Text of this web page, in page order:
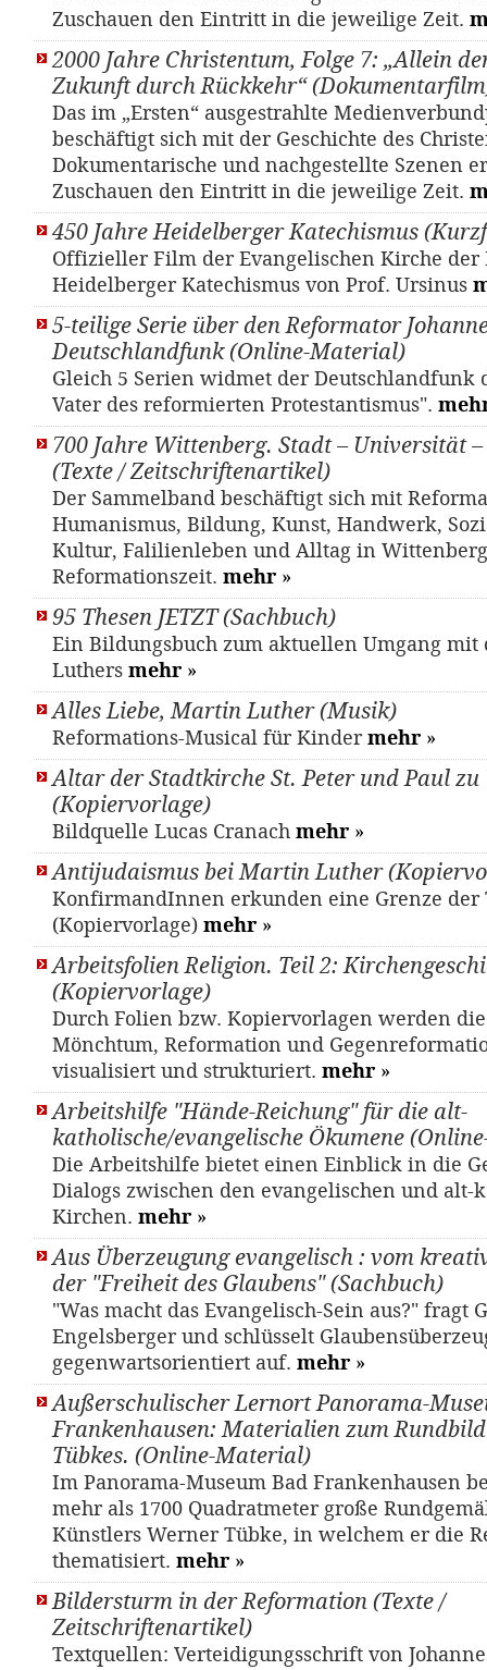
Zuschauen den Eintritt in die jeweilige Zeit.
2000 Jahre Christentum, Folge 7: „Allein
Zukunft durch Rückkehr“
Das im „Ersten“ ausgestrahlte
beschäftigt sich mit der Geschichte des
Dokumentarische und nachgestellte Szenen
Zuschauen den Eintritt in die jeweilige Zeit.
450 Jahre Heidelberger Katechismus
Offizieller Film der Evangelischen Kirche der
Heidelberger Katechismus von Prof. Ursinus
5-teilige Serie über den Reformator
Deutschlandfunk (Online-Material)
Gleich 5 Serien widmet der Deutschlandfunk
Vater des reformierten Protestantismus".
700 Jahre Wittenberg. Stadt – Universität
(Texte / Zeitschriftenartikel)
Der Sammelband beschäftigt sich mit
Humanismus, Bildung, Kunst, Handwerk,
Kultur, Falilienleben und Alltag in
Reformationszeit. mehr »
95 Thesen JETZT (Sachbuch)
Ein Bildungsbuch zum aktuellen Umgang mit
Luthers mehr »
Alles Liebe, Martin Luther (Musik)
Reformations-Musical für Kindermehr »
Altar der Stadtkirche St. Peter und Paul
(Kopiervorlage)
Bildquelle Lucas Cranach mehr »
Antijudaismus bei Martin Luther
KonfirmandInnen erkunden eine Grenze der
(Kopiervorlage) mehr »
Arbeitsfolien Religion. Teil 2:
(Kopiervorlage)
Durch Folien bzw. Kopiervorlagen werden
Mönchtum, Reformation und
visualisiert und strukturiert. mehr »
Arbeitshilfe "Hände-Reichung" für die alt-
katholische/evangelische Ökumene
Die Arbeitshilfe bietet einen Einblick in die
Dialogs zwischen den evangelischen und alt-
Kirchen. mehr »
Aus Überzeugung evangelisch : vom
der "Freiheit des Glaubens" (Sachbuch)
"Was macht das Evangelisch-Sein aus?" fragt
Engelsberger und schlüsselt
gegenwartsorientiert auf. mehr »
Außerschulischer Lernort Panorama-
Frankenhausen: Materialien zum
Tübkes. (Online-Material)
Im Panorama-Museum Bad Frankenhausen
mehr als 1700 Quadratmeter große
Künstlers Werner Tübke, in welchem er die
thematisiert. mehr »
Bildersturm in der Reformation (Texte /
Zeitschriftenartikel)
Textquellen: Verteidigungsschrift von